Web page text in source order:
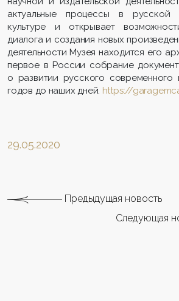
актуальные процессы в русской
культуре и открывает
диалога и создания новых
деятельности Музея находится его
первое в России собрание
о развитии русского современного
годов до наших дней. https://
29.05.2020
Предыдущая новость
Следующая